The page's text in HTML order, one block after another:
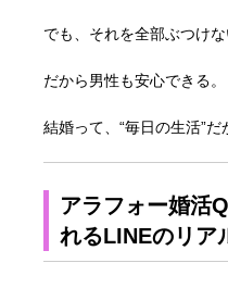
でも、それを全部ぶつけな
だから男性も安心できる。
結婚って、“毎日の生活”だ
アラフォー婚活
れるLINEのリア